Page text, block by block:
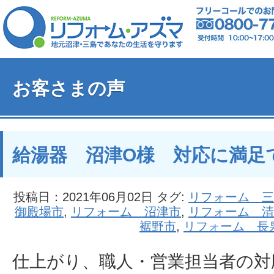
お客さまの声
給湯器 沼津O様 対応に満足
投稿日：2021年06月02日 タグ: リフォーム
御殿場市, リフォーム 沼津市, リフォーム
裾野市, リフォーム 長
仕上がり、職人・営業担当者の